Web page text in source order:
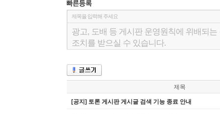
제목
[공지] 토론 게시판 게시글 검색 기능 종료 안내